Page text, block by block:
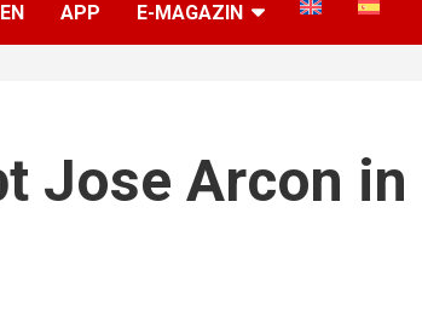
APP E-MAGAZIN
Jose Arcon in